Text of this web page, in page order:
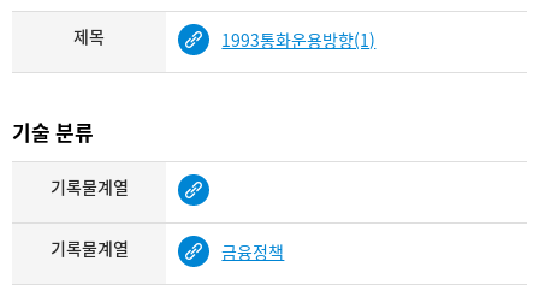
제목 1993통화운용방향(1)
기술 분류
기록물계열
기록물계열 금융정책